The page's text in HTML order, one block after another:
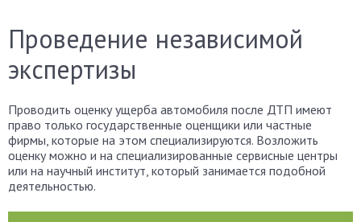
Проведение независимой
экспертизы
Проводить оценку ущерба автомобиля после ДТП имеют
право только государственные оценщики или частные
фирмы, которые на этом специализируются. Возложить
оценку можно и на специализированные сервисные центры
или на научный институт, который занимается подобной
деятельностью.